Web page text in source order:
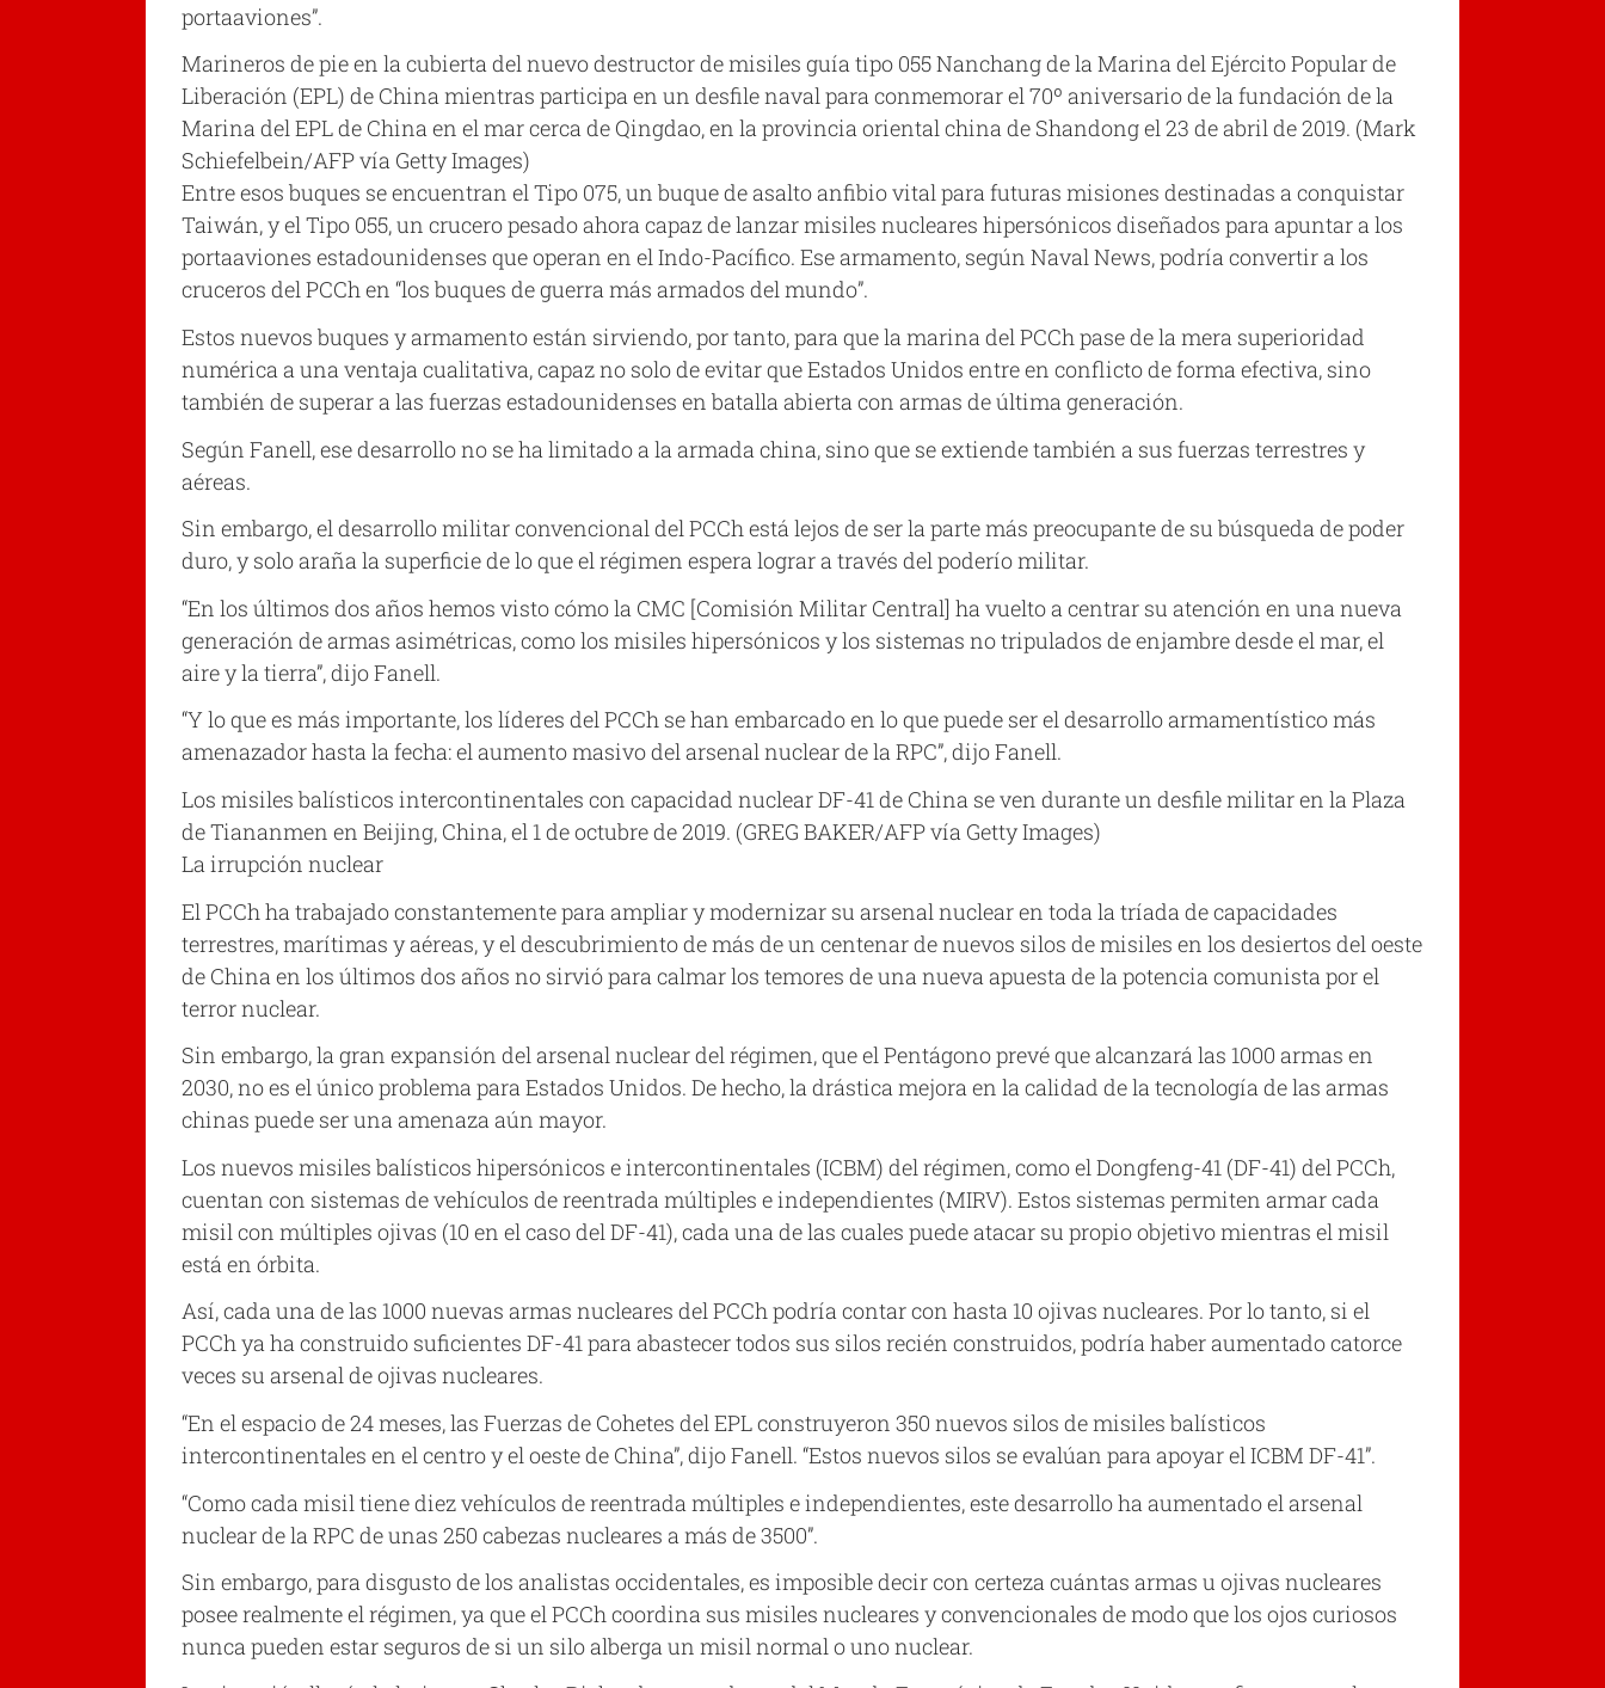
portaaviones”.
Marineros de pie en la cubierta del nuevo destructor de misiles guía tipo 055 Nanchang de la Marina del Ejército Popular de
Liberación (EPL) de China mientras participa en un desfile naval para conmemorar el 70º aniversario de la fundación de la
Marina del EPL de China en el mar cerca de Qingdao, en la provincia oriental china de Shandong el 23 de abril de 2019. (Mark
Schiefelbein/AFP vía Getty Images)
Entre esos buques se encuentran el Tipo 075, un buque de asalto anfibio vital para futuras misiones destinadas a conquistar
Taiwán, y el Tipo 055, un crucero pesado ahora capaz de lanzar misiles nucleares hipersónicos diseñados para apuntar a los
portaaviones estadounidenses que operan en el Indo-Pacífico. Ese armamento, según Naval News, podría convertir a los
cruceros del PCCh en “los buques de guerra más armados del mundo”.
Estos nuevos buques y armamento están sirviendo, por tanto, para que la marina del PCCh pase de la mera superioridad
numérica a una ventaja cualitativa, capaz no solo de evitar que Estados Unidos entre en conflicto de forma efectiva, sino
también de superar a las fuerzas estadounidenses en batalla abierta con armas de última generación.
Según Fanell, ese desarrollo no se ha limitado a la armada china, sino que se extiende también a sus fuerzas terrestres y
aéreas.
Sin embargo, el desarrollo militar convencional del PCCh está lejos de ser la parte más preocupante de su búsqueda de poder
duro, y solo araña la superficie de lo que el régimen espera lograr a través del poderío militar.
“En los últimos dos años hemos visto cómo la CMC [Comisión Militar Central] ha vuelto a centrar su atención en una nueva
generación de armas asimétricas, como los misiles hipersónicos y los sistemas no tripulados de enjambre desde el mar, el
aire y la tierra”, dijo Fanell.
“Y lo que es más importante, los líderes del PCCh se han embarcado en lo que puede ser el desarrollo armamentístico más
amenazador hasta la fecha: el aumento masivo del arsenal nuclear de la RPC”, dijo Fanell.
Los misiles balísticos intercontinentales con capacidad nuclear DF-41 de China se ven durante un desfile militar en la Plaza
de Tiananmen en Beijing, China, el 1 de octubre de 2019. (GREG BAKER/AFP vía Getty Images)
La irrupción nuclear
El PCCh ha trabajado constantemente para ampliar y modernizar su arsenal nuclear en toda la tríada de capacidades
terrestres, marítimas y aéreas, y el descubrimiento de más de un centenar de nuevos silos de misiles en los desiertos del oeste
de China en los últimos dos años no sirvió para calmar los temores de una nueva apuesta de la potencia comunista por el
terror nuclear.
Sin embargo, la gran expansión del arsenal nuclear del régimen, que el Pentágono prevé que alcanzará las 1000 armas en
2030, no es el único problema para Estados Unidos. De hecho, la drástica mejora en la calidad de la tecnología de las armas
chinas puede ser una amenaza aún mayor.
Los nuevos misiles balísticos hipersónicos e intercontinentales (ICBM) del régimen, como el Dongfeng-41 (DF-41) del PCCh,
cuentan con sistemas de vehículos de reentrada múltiples e independientes (MIRV). Estos sistemas permiten armar cada
misil con múltiples ojivas (10 en el caso del DF-41), cada una de las cuales puede atacar su propio objetivo mientras el misil
está en órbita.
Así, cada una de las 1000 nuevas armas nucleares del PCCh podría contar con hasta 10 ojivas nucleares. Por lo tanto, si el
PCCh ya ha construido suficientes DF-41 para abastecer todos sus silos recién construidos, podría haber aumentado catorce
veces su arsenal de ojivas nucleares.
“En el espacio de 24 meses, las Fuerzas de Cohetes del EPL construyeron 350 nuevos silos de misiles balísticos
intercontinentales en el centro y el oeste de China”, dijo Fanell. “Estos nuevos silos se evalúan para apoyar el ICBM DF-41”.
“Como cada misil tiene diez vehículos de reentrada múltiples e independientes, este desarrollo ha aumentado el arsenal
nuclear de la RPC de unas 250 cabezas nucleares a más de 3500”.
Sin embargo, para disgusto de los analistas occidentales, es imposible decir con certeza cuántas armas u ojivas nucleares
posee realmente el régimen, ya que el PCCh coordina sus misiles nucleares y convencionales de modo que los ojos curiosos
nunca pueden estar seguros de si un silo alberga un misil normal o uno nuclear.